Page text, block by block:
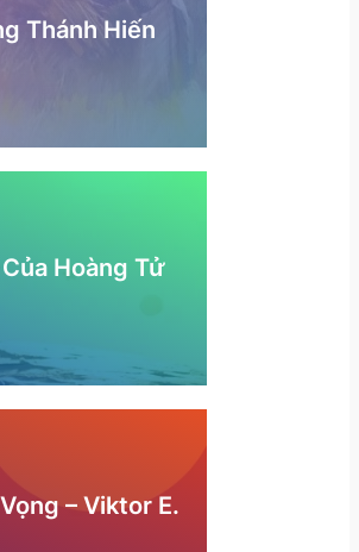
Thánh Hiến
Hoàng Tử
– Viktor E.